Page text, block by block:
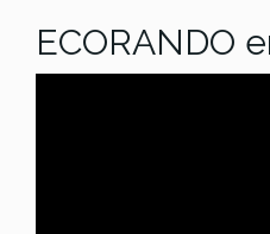
ECORANDO